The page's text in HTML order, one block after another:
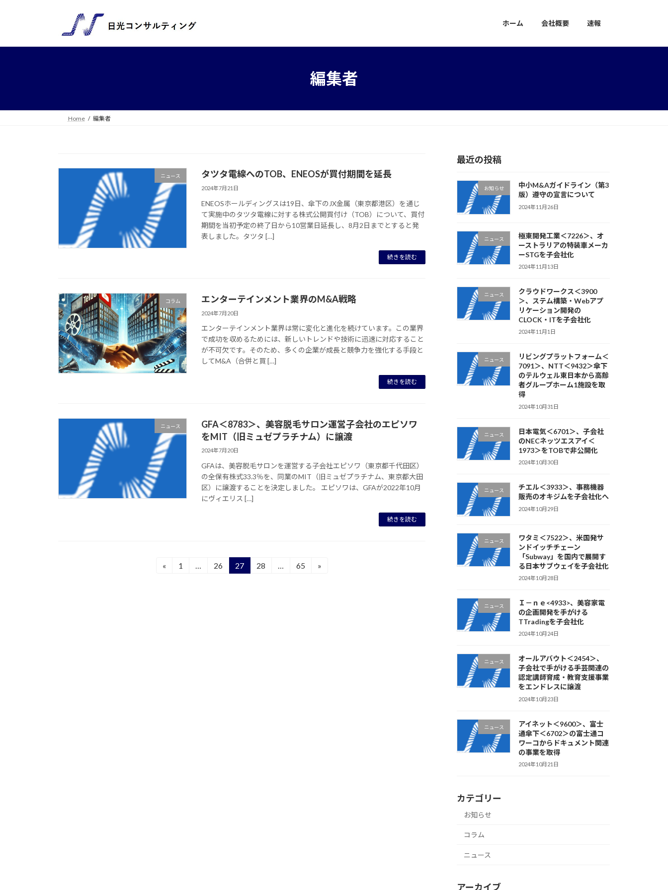
プ
動
ホーム 会社概要 速報
編集者
Home 編集者
ニュース タツタ電線へのTOB、ENEOSが買付期間を延長
2024年7月21日
ENEOSホールディングスは19日、傘下のJX金属（東京都港区）を通じ
て実施中のタツタ電線に対する株式公開買付け（TOB）について、買付
期間を当初予定の終了日から10営業日延長し、8月2日までとすると発
表しました。タツタ […]
続きを読む
コラム エンターテインメント業界のM&A戦略
2024年7月20日
エンターテインメント業界は常に変化と進化を続けています。この業界
で成功を収めるためには、新しいトレンドや技術に迅速に対応すること
が不可欠です。そのため、多くの企業が成長と競争力を強化する手段と
してM&A（合併と買 […]
続きを読む
ニュース
GFA＜8783＞、美容脱毛サロン運営子会社のエピソワ
をMIT（旧ミュゼプラチナム）に譲渡
2024年7月20日
GFAは、美容脱毛サロンを運営する子会社エピソワ（東京都千代田区）
の全保有株式33.3％を、同業のMIT（旧ミュゼプラチナム、東京都大田
区）に譲渡することを決定しました。 エピソワは、GFAが2022年10月
にヴィエリス […]
続きを読む
«
固
1 …
固
26
固
27
固
28 …
固
65 »
最近の投稿
お知らせ
中小M&Aガイドライン（第3
版）遵守の宣言について
2024年11月26日
ニュース
極東開発工業＜7226＞、オ
ーストラリアの特装車メーカ
ーSTGを子会社化
2024年11月13日
ニュース
クラウドワークス＜3900
＞、ステム構築・Webアプ
リケーション開発の
CLOCK・ITを子会社化
2024年11月1日
ニュース
リビングプラットフォーム＜
7091＞、NTT＜9432＞傘下
のテルウェル東日本から高齢
者グループホーム1施設を取
得
2024年10月31日
ニュース
日本電気＜6701＞、子会社
のNECネッツエスアイ＜
1973＞をTOBで非公開化
2024年10月30日
ニュース
チエル＜3933＞、事務機器
販売のオキジムを子会社化へ
2024年10月29日
ニュース
ワタミ＜7522＞、米国発サ
ンドイッチチェーン
「Subway」を国内で展開す
る日本サブウェイを子会社化
2024年10月28日
ニュース
Ｉ－ｎｅ<4933>、美容家電
の企画開発を手がける
TTradingを子会社化
2024年10月24日
ニュース
オールアバウト＜2454＞、
子会社で手がける手芸関連の
認定講師育成・教育支援事業
をエンドレスに譲渡
2024年10月23日
ニュース
アイネット＜9600＞、富士
通傘下＜6702＞の富士通コ
ワーコからドキュメント関連
の事業を取得
2024年10月21日
カテゴリー
お知らせ
コラム
ニュース
アーカイブ